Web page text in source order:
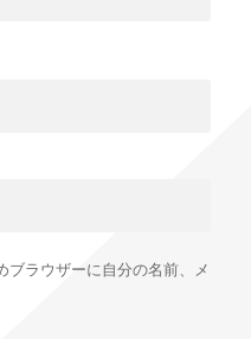
ブラウザーに自分の名前、メ